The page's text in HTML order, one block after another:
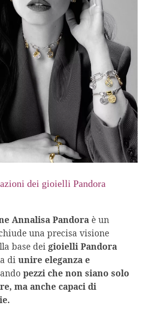
dei gioielli Pandora
Annalisa Pandora è un
una precisa visione
base dei gioielli Pandora
di unire eleganza e
pezzi che non siano solo
ma anche capaci di